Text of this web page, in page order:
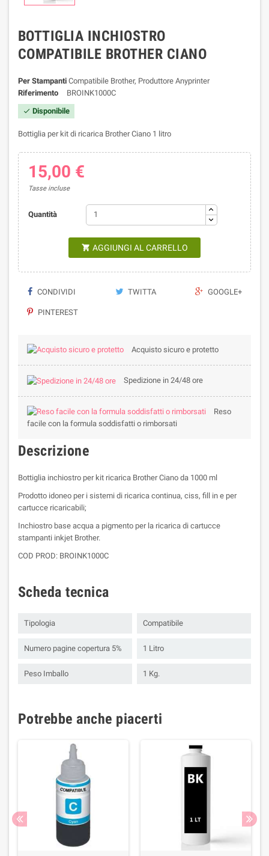
BOTTIGLIA INCHIOSTRO
COMPATIBILE BROTHER CIANO
Per Stampanti Compatibile Brother, Produttore Anyprinter
Riferimento
BROINK1000C
 Disponibile
Bottiglia per kit di ricarica Brother Ciano 1 litro
15,00 €
Tasse incluse
Quantità
 AGGIUNGI AL CARRELLO
CONDIVIDI TWITTA GOOGLE+
PINTEREST
Acquisto sicuro e protetto
Spedizione in 24/48 ore
Reso
facile con la formula soddisfatti o rimborsati
Descrizione
Bottiglia inchiostro per kit ricarica Brother Ciano da 1000 ml
Prodotto idoneo per i sistemi di ricarica continua, ciss, fill in e per
cartucce ricaricabili;
Inchiostro base acqua a pigmento per la ricarica di cartucce
stampanti inkjet Brother.
COD PROD: BROINK1000C
Scheda tecnica
Tipologia Compatibile
Numero pagine copertura 5% 1 Litro
Peso Imballo 1 Kg.
Potrebbe anche piacerti